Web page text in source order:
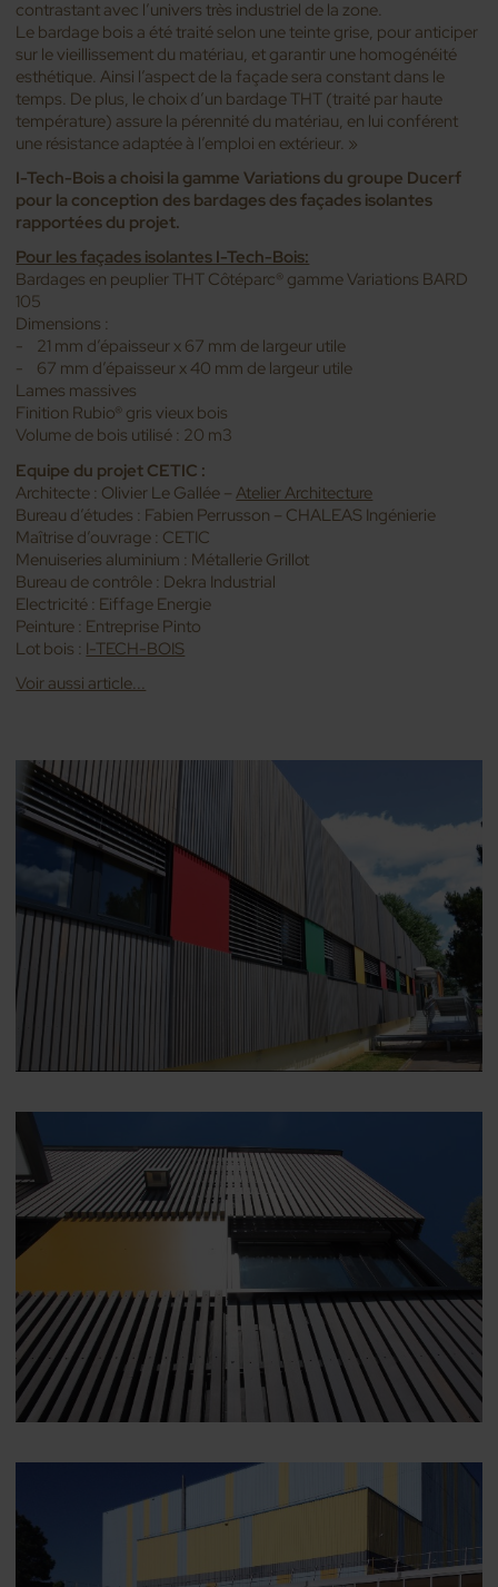
contrastant avec l’univers très industriel de la zone.
Le bardage bois a été traité selon une teinte grise, pour anticiper
sur le vieillissement du matériau, et garantir une homogénéité
esthétique. Ainsi l’aspect de la façade sera constant dans le
temps. De plus, le choix d’un bardage THT (traité par haute
température) assure la pérennité du matériau, en lui conférent
une résistance adaptée à l’emploi en extérieur. »
I-Tech-Bois a choisi la gamme Variations du groupe Ducerf
pour la conception des bardages des façades isolantes
rapportées du projet.
Pour les façades isolantes I-Tech-Bois:
Bardages en peuplier THT Côtéparc® gamme Variations BARD
105
Dimensions :
- 21 mm d’épaisseur x 67 mm de largeur utile
- 67 mm d’épaisseur x 40 mm de largeur utile
Lames massives
Finition Rubio® gris vieux bois
Volume de bois utilisé : 20 m3
Equipe du projet CETIC :
Architecte : Olivier Le Gallée –Atelier Architecture
Bureau d’études : Fabien Perrusson – CHALEAS Ingénierie
Maîtrise d’ouvrage : CETIC
Menuiseries aluminium : Métallerie Grillot
Bureau de contrôle : Dekra Industrial
Electricité : Eiffage Energie
Peinture : Entreprise Pinto
Lot bois : I-TECH-BOIS
Voir aussi article...